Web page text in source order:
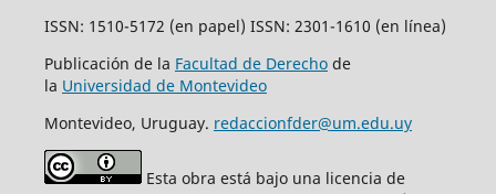
ISSN: 1510-5172 (en papel) ISSN: 2301-1610 (en línea)
Publicación de la Facultad de Derechode
la Universidad de Montevideo
Montevideo, Uruguay. redaccionfder@um.edu.uy
Esta obra está bajo una licencia de